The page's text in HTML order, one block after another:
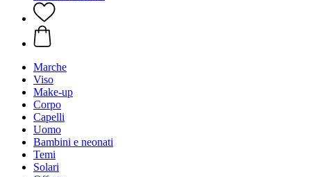
Marche
Viso
Make-up
Corpo
Capelli
Uomo
Bambini e neonati
Temi
Solari